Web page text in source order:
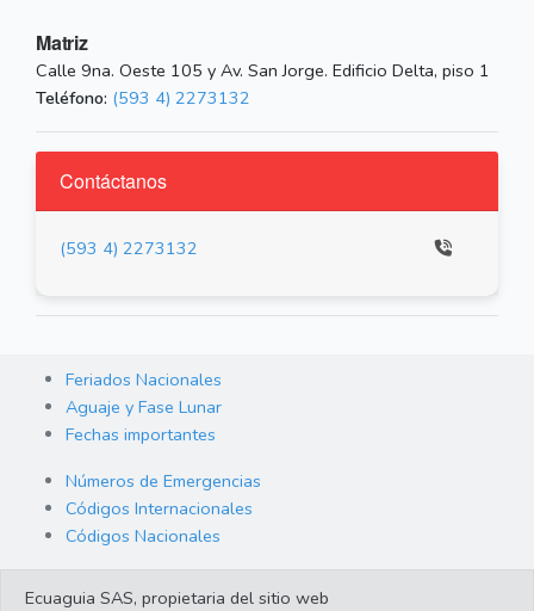
Matriz
Calle 9na. Oeste 105 y Av. San Jorge. Edificio Delta, piso 1
Teléfono: (593 4) 2273132
Contáctanos
(593 4) 2273132
Feriados Nacionales
Aguaje y Fase Lunar
Fechas importantes
Números de Emergencias
Códigos Internacionales
Códigos Nacionales
Ecuaguia SAS, propietaria del sitio web